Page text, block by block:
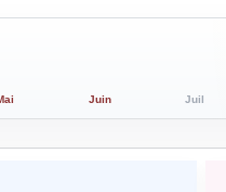
Juin Juil